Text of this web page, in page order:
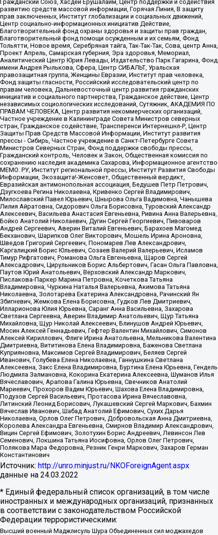
Гражданский Союз, Хасдей Ерушалаим, Центр поддержки и содействия
развитию средств массовой информации, Горячая Линия, В защиту
прав заключенных, Институт глобализации и социальных движений,
Центр социально-информационных инициатив Действие,
Благотворительный фонд охраны здоровья и защиты прав граждан,
Благотворительный фонд помощи осужденным и их семьям, Фонд
Тольятти, Новое время, Серебряная тайга, Так-Так-Так, Сова, центр Анна,
Проект Апрель, Самарская губерния, Эра здоровья, Мемориал,
Аналитический Центр Юрия Левады, Издательство Парк Гагарина, Фонд
имени Андрея Рылькова, Сфера, Центр СИБАЛЬТ, Уральская
правозащитная группа, Женщины Евразии, Институт прав человека,
Фонд защиты гласности, Российский исследовательский центр по
правам человека, Дальневосточный центр развития гражданских
инициатив и социального партнерства, Гражданское действие, Центр
независимых социологических исследований, Сутяжник, АКАДЕМИЯ ПО
ПРАВАМ ЧЕЛОВЕКА, Центр развития некоммерческих организаций,
Частное учреждение в Калининграде Совета Министров северных
стран, Гражданское содействие, Трансперенси Интернешнл-Р, Центр
Защиты Прав Средств Массовой Информации, Институт развития
прессы - Сибирь, Частное учреждение в Санкт-Петербурге Совета
Министров Северных Стран, Фонд поддержки свободы прессы,
Гражданский контроль, Человек и Закон, Общественная комиссия по
сохранению наследия академика Сахарова, Информационное агентство
МЕМО. РУ, Институт региональной прессы, Институт Развития Свободы
Информации, Экозащита!-Женсовет, Общественный вердикт,
Евразийская антимонопольная ассоциация, Бедушев Петр Петрович,
Дзугкоева Регина Николаевна, Кривенко Сергей Владимирович,
Милославский Павел Юрьевич, Шнырова Ольга Вадимовна, Чанышева
Лилия Айратовна, Сидорович Ольга Борисовна, Туровский Александр
Алексеевич, Васильева Анастасия Евгеньевна, Ривина Анна Валерьевна,
Бойко Анатолий Николаевич, Дугин Сергей Георгиевич, Пивоваров
Андрей Сергеевич, Аверин Виталий Евгеньевич, Барахоев Магомед
Бекханович, Шарипков Олег Викторович, Мошель Ирина Ароновна,
Шведов Григорий Сергеевич, Пономарев Лев Александрович,
Каргалицкий Борис Юльевич, Созаев Валерий Валерьевич, Исламов
Тимур Рифгатович, Романова Ольга Евгеньевна, Щаров Сергей
Алексадрович, Цирульников Борис Альбертович, Гасан Ольга Павловна,
Паутов Юрий Анатольевич, Верховский Александр Маркович,
Пислакова-Паркер Марина Петровна, Кочеткова Татьяна
Владимировна, Чуркина Наталья Валерьевна, Акимова Татьяна
Николаевна, Золотарева Екатерина Александровна, Рачинский Ян
Збигневич, Жемкова Елена Борисовна, Гудков Лев Дмитриевич,
Илларионова Юлия Юрьевна, Саранг Анна Васильевна, Захарова
Светлана Сергеевна, Аверин Владимир Анатольевич, Щур Татьяна
Михайловна, Щур Николай Алексеевич, Блинушов Андрей Юрьевич,
Мосин Алексей Геннадьевич, Гефтер Валентин Михайлович, Симонов
Алексей Кириллович, Флиге Ирина Анатольевна, Мельникова Валентина
Дмитриевна, Вититинова Елена Владимировна, Баженова Светлана
Куприяновна, Максимов Сергей Владимирович, Беляев Сергей
Иванович, Голубева Елена Николаевна, Ганнушкина Светлана
Алексеевна, Закс Елена Владимировна, Буртина Елена Юрьевна, Гендель
Людмила Залмановна, Кокорина Екатерина Алексеевна, Шуманов Илья
Вячеславович, Арапова Галина Юрьевна, Свечников Анатолий
Мариевич, Прохоров Вадим Юрьевич, Шахова Елена Владимировна,
Подузов Сергей Васильевич, Протасова Ирина Вячеславовна,
Литинский Леонид Борисович, Лукашевский Сергей Маркович, Бахмин
Вячеслав Иванович, Шабад Анатолий Ефимович, Сухих Дарья
Николаевна, Орлов Олег Петрович, Добровольская Анна Дмитриевна,
Королева Александра Евгеньевна, Смирнов Владимир Александрович,
Вицин Сергей Ефимович, Золотухин Борис Андреевич, Левинсон Лев
Семенович, Локшина Татьяна Иосифовна, Орлов Олег Петрович,
Полякова Мара Федоровна, Резник Генри Маркович, Захаров Герман
Константинович
Источник: http://unro.minjust.ru/NKOForeignAgent.aspx
данные на 24.03.2022
* Единый федеральный список организаций, в том числе
иностранных и международных организаций, признанных
в соответствии с законодательством Российской
Федерации террористическими:
Высший военный Маджлисуль Шура Объединенных сил моджахедов